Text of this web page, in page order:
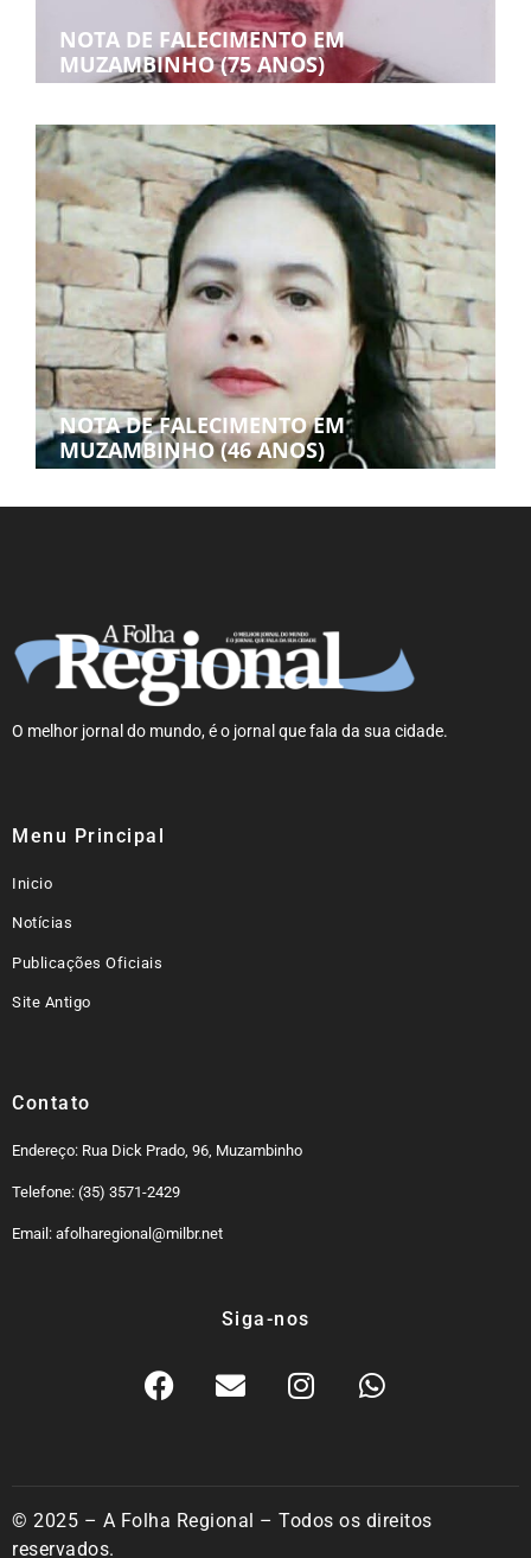
NOTA DE FALECIMENTO EM
MUZAMBINHO (75 ANOS)
NOTA DE FALECIMENTO EM
MUZAMBINHO (46 ANOS)
O melhor jornal do mundo, é o jornal que fala da sua cidade.
Menu Principal
Inicio
Notícias
Publicações Oficiais
Site Antigo
Contato
Endereço: Rua Dick Prado, 96, Muzambinho
Telefone: (35) 3571-2429
Email: afolharegional@milbr.net
Siga-nos
© 2025 – A Folha Regional – Todos os direitos
reservados.